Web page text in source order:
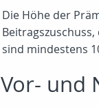
Die Höhe der
sind mindestens
Vor- und